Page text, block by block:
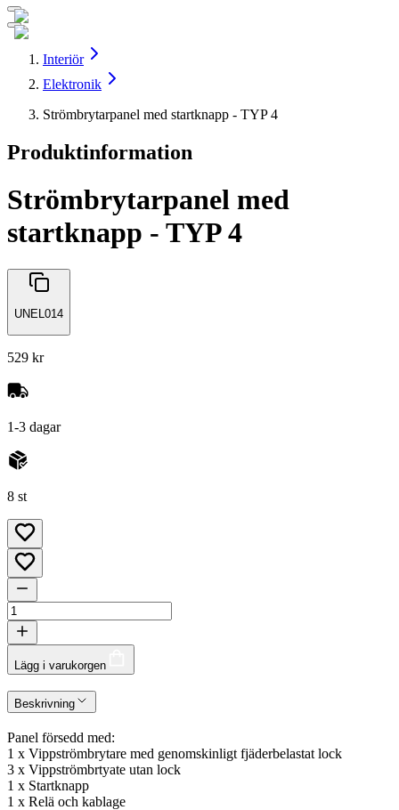
Interiör
Elektronik
Strömbrytarpanel med startknapp - TYP 4
Produktinformation
Strömbrytarpanel med
startknapp - TYP 4
UNEL014
529 kr
1-3 dagar
8 st
Lägg i varukorgen
Beskrivning
Panel försedd med:
1 x Vippströmbrytare med genomskinligt fjäderbelastat lock
3 x Vippströmbrtyate utan lock
1 x Startknapp
1 x Relä och kablage